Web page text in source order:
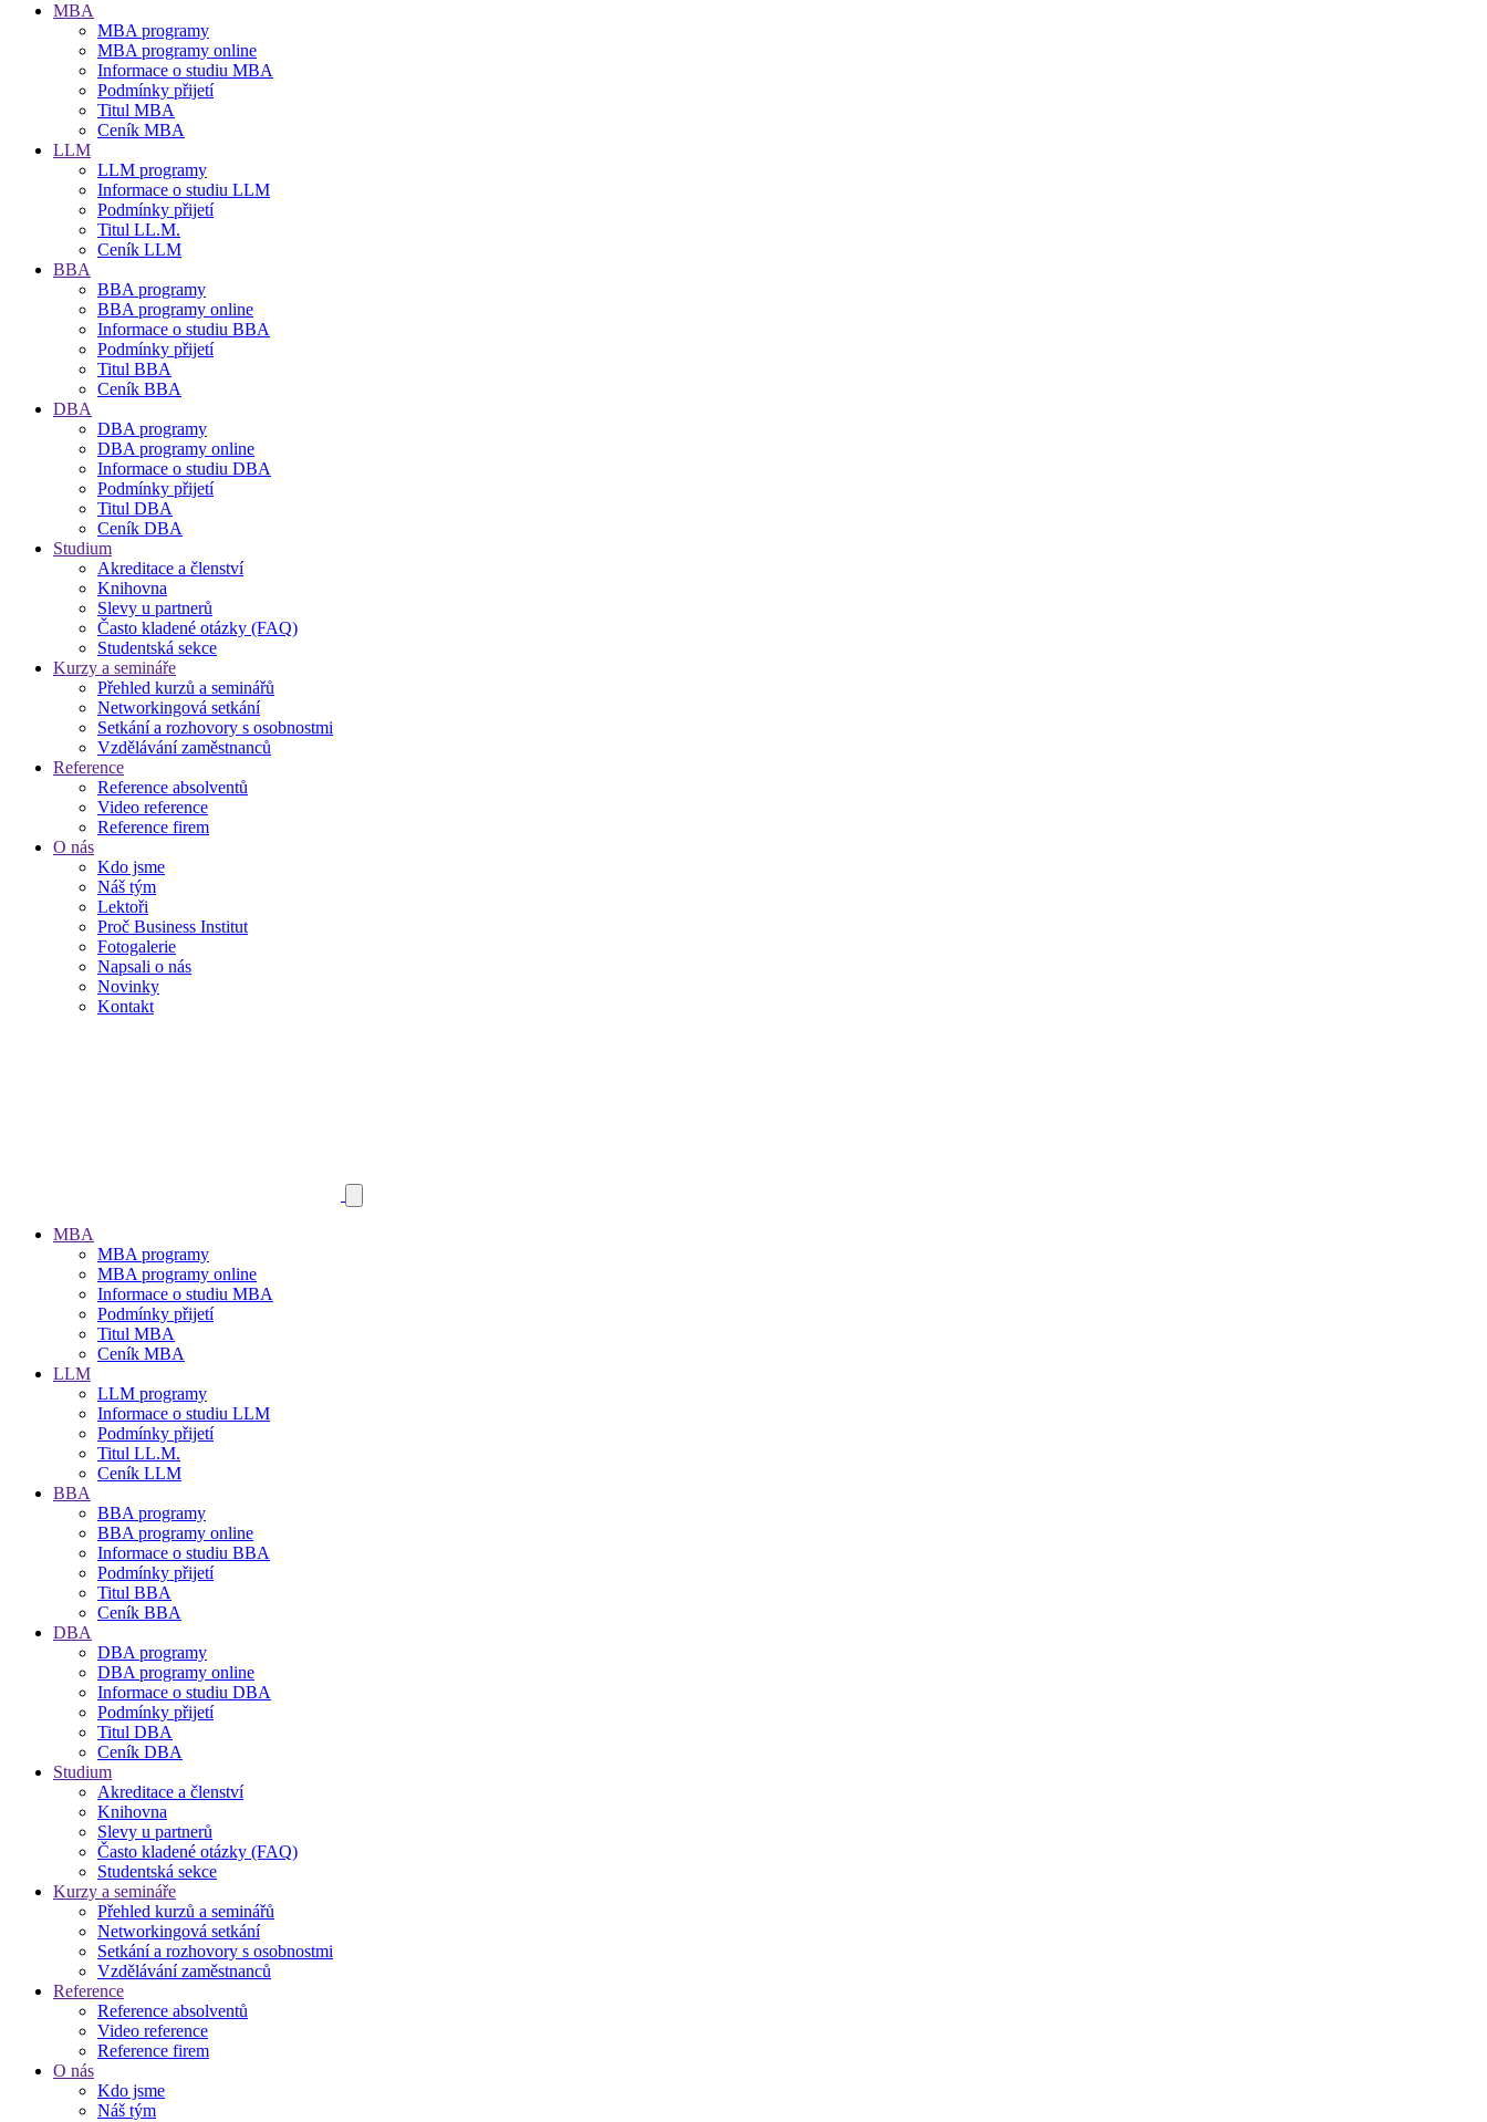
MBA
MBA programy
MBA programy online
Informace o studiu MBA
Podmínky přijetí
Titul MBA
Ceník MBA
LLM
LLM programy
Informace o studiu LLM
Podmínky přijetí
Titul LL.M.
Ceník LLM
BBA
BBA programy
BBA programy online
Informace o studiu BBA
Podmínky přijetí
Titul BBA
Ceník BBA
DBA
DBA programy
DBA programy online
Informace o studiu DBA
Podmínky přijetí
Titul DBA
Ceník DBA
Studium
Akreditace a členství
Knihovna
Slevy u partnerů
Často kladené otázky (FAQ)
Studentská sekce
Kurzy a semináře
Přehled kurzů a seminářů
Networkingová setkání
Setkání a rozhovory s osobnostmi
Vzdělávání zaměstnanců
Reference
Reference absolventů
Video reference
Reference firem
O nás
Kdo jsme
Náš tým
Lektoři
Proč Business Institut
Fotogalerie
Napsali o nás
Novinky
Kontakt
MBA
MBA programy
MBA programy online
Informace o studiu MBA
Podmínky přijetí
Titul MBA
Ceník MBA
LLM
LLM programy
Informace o studiu LLM
Podmínky přijetí
Titul LL.M.
Ceník LLM
BBA
BBA programy
BBA programy online
Informace o studiu BBA
Podmínky přijetí
Titul BBA
Ceník BBA
DBA
DBA programy
DBA programy online
Informace o studiu DBA
Podmínky přijetí
Titul DBA
Ceník DBA
Studium
Akreditace a členství
Knihovna
Slevy u partnerů
Často kladené otázky (FAQ)
Studentská sekce
Kurzy a semináře
Přehled kurzů a seminářů
Networkingová setkání
Setkání a rozhovory s osobnostmi
Vzdělávání zaměstnanců
Reference
Reference absolventů
Video reference
Reference firem
O nás
Kdo jsme
Náš tým